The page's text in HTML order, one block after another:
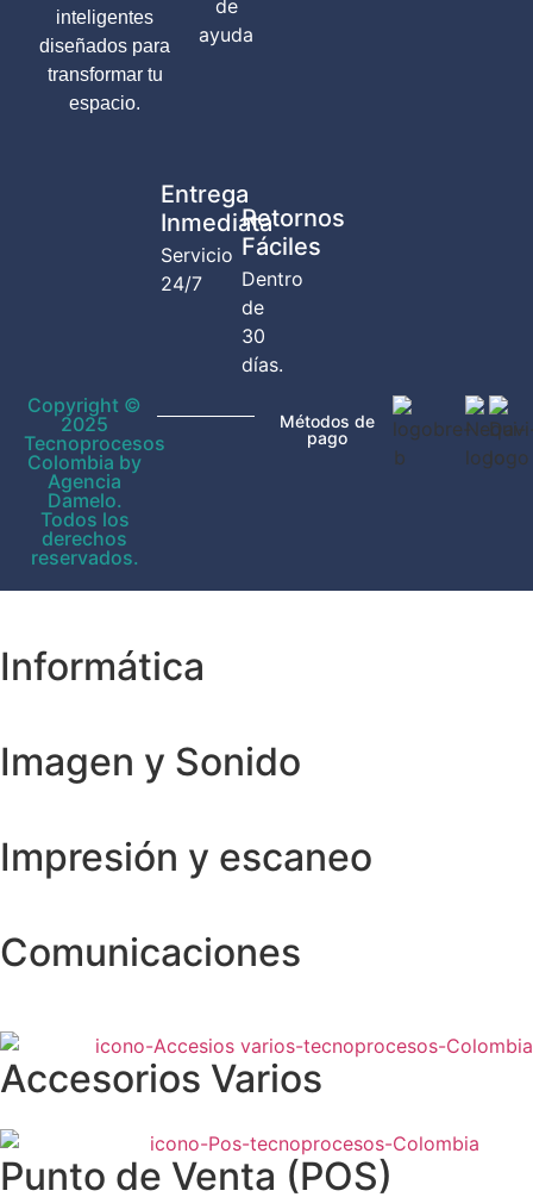
inteligentes
diseñados para
transformar tu
espacio.
Entrega
Inmediata
Servicio
24/7
Retornos
Fáciles
Dentro
de
30
días.
de
ayuda
Copyright ©
2025
Tecnoprocesos
Colombia by
Agencia
Damelo.
Todos los
derechos
reservados.
Métodos de
pago
Informática
Imagen y Sonido
Impresión y escaneo
Comunicaciones
Accesorios Varios
Punto de Venta (POS)